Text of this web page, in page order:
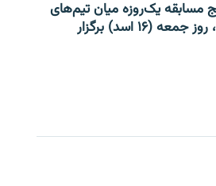
مسابقه یک‌روزه میان تیم‌های
کرکت افغانستان و ایرلند، روز جمعه (۱۶ اسد) برگزار